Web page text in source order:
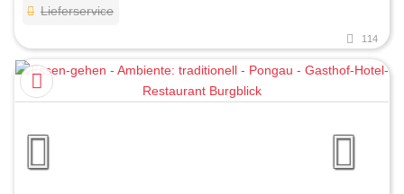
Lieferservice
114